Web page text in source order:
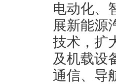
电动化、
展新能源
技术，扩
及机载设
通信、导